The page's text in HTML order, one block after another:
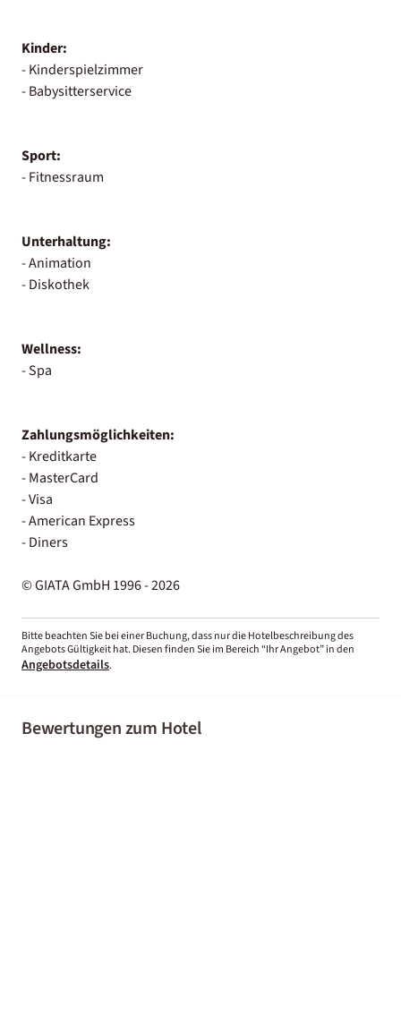
Kinder:
- Kinderspielzimmer
- Babysitterservice
Sport:
- Fitnessraum
Unterhaltung:
- Animation
- Diskothek
Wellness:
- Spa
Zahlungsmöglichkeiten:
- Kreditkarte
- MasterCard
- Visa
- American Express
- Diners
© GIATA GmbH 1996 - 2026
Bitte beachten Sie bei einer Buchung, dass nur die Hotelbeschreibung des
Angebots Gültigkeit hat. Diesen finden Sie im Bereich “Ihr Angebot” in den
Angebotsdetails.
Bewertungen zum Hotel